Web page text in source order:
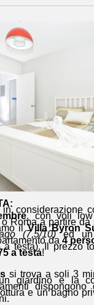
considerazione
, con voli
Roma a partire da
ilVilla Byron
(7,5/10)ed un
da 4
a testa). Il prezzo
a testa!
si trova a soli 3
giardino e la
e un bagno